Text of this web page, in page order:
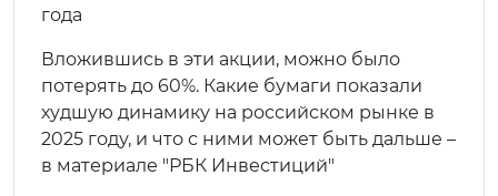
года
Вложившись в эти акции, можно было
потерять до 60%. Какие бумаги показали
худшую динамику на российском рынке в
2025 году, и что с ними может быть дальше –
в материале "РБК Инвестиций"